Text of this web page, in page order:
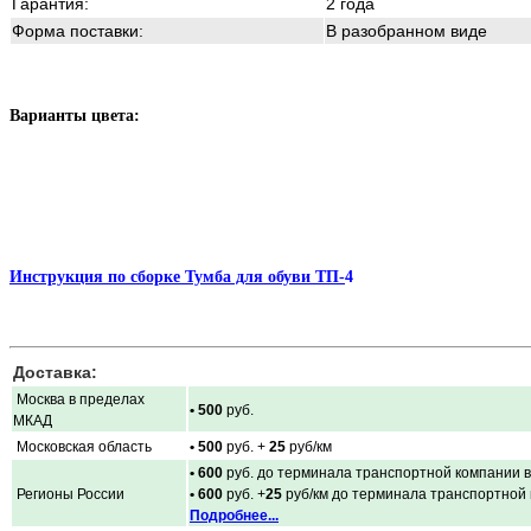
Форма поставки:
В разобранном виде
Варианты цвета:
Инструкция по сборке Тумба для обуви ТП-4
Доставка:
Москва в пределах
МКАД
• 500 руб.
Московская область • 500 руб. + 25 руб/км
Регионы России
• 600 руб. до терминала транспортной компании
• 600 руб. +25 руб/км до терминала
Подробнее...